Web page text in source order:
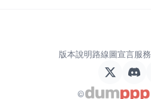
©
版本說明路線圖宣言服